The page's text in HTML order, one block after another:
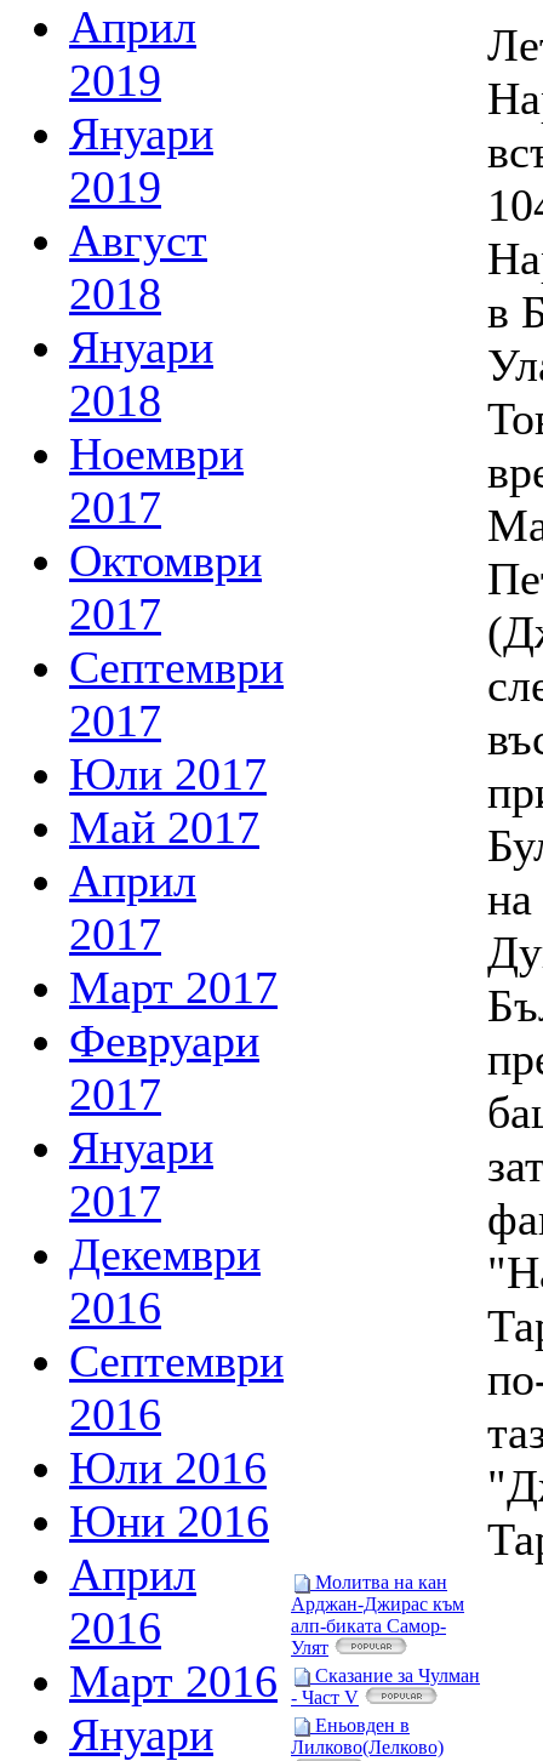
Април
2019
Януари
2019
Август
2018
Януари
2018
Ноември
2017
Октомври
2017
Септември
2017
Юли 2017
Май 2017
Април
2017
Март 2017
Февруари
2017
Януари
2017
Декември
2016
Септември
2016
Юли 2016
Юни 2016
Април
2016
Март 2016
Януари
в
на
Молитва на кан
Арджан-Джирас към
алп-биката Самор-
Улят
Сказание за Чулман
- Част V
Еньовден в
Лилково(Лелково)